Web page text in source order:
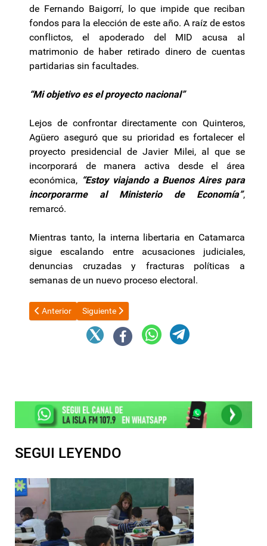
de Fernando Baigorrí, lo que impide que reciban
fondos para la elección de este año. A raíz de estos
conflictos, el apoderado del MID acusa al
matrimonio de haber retirado dinero de cuentas
partidarias sin facultades.
“Mi objetivo es el proyecto nacional”
Lejos de confrontar directamente con Quinteros,
Agüero aseguró que su prioridad es fortalecer el
proyecto presidencial de Javier Milei, al que se
incorporará de manera activa desde el área
económica, “Estoy viajando a Buenos Aires para
incorporarme al Ministerio de Economía”,
remarcó.
Mientras tanto, la interna libertaria en Catamarca
sigue escalando entre acusaciones judiciales,
denuncias cruzadas y fracturas políticas a
semanas de un nuevo proceso electoral.
Artículo anterior: Ávila pide declarar zona de desastre a
Anterior Artículo siguiente: El Congreso no perdona el
Siguiente
SEGUI LEYENDO